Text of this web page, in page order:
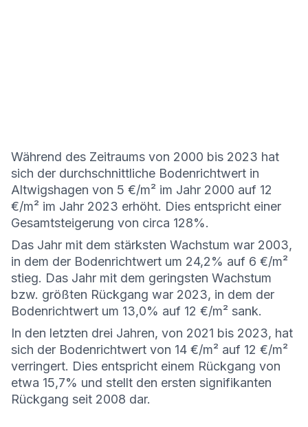
Während des Zeitraums von 2000 bis 2023 hat
sich der durchschnittliche Bodenrichtwert in
Altwigshagen von 5 €/m² im Jahr 2000 auf 12
€/m² im Jahr 2023 erhöht. Dies entspricht einer
Gesamtsteigerung von circa 128%.
Das Jahr mit dem stärksten Wachstum war 2003,
in dem der Bodenrichtwert um 24,2% auf 6 €/m²
stieg. Das Jahr mit dem geringsten Wachstum
bzw. größten Rückgang war 2023, in dem der
Bodenrichtwert um 13,0% auf 12 €/m² sank.
In den letzten drei Jahren, von 2021 bis 2023, hat
sich der Bodenrichtwert von 14 €/m² auf 12 €/m²
verringert. Dies entspricht einem Rückgang von
etwa 15,7% und stellt den ersten signifikanten
Rückgang seit 2008 dar.